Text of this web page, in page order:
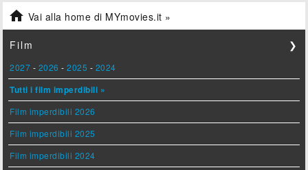
 Vai alla home di MYmovies.it »
Film ❯
2027 - 2026 -2025 - 2024
Tutti i film imperdibili »
Film imperdibili 2026
Film imperdibili 2025
Film imperdibili 2024